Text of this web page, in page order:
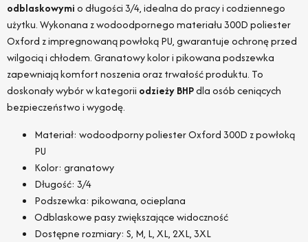
odblaskowymio długości 3/4, idealna do pracy i codziennego
użytku. Wykonana z wodoodpornego materiału 300D poliester
Oxford z impregnowaną powłoką PU, gwarantuje ochronę przed
wilgocią i chłodem. Granatowy kolor i pikowana podszewka
zapewniają komfort noszenia oraz trwałość produktu. To
doskonały wybór w kategorii odzieży BHPdla osób ceniących
bezpieczeństwo i wygodę.
Materiał: wodoodporny poliester Oxford 300D z powłoką
PU
Kolor: granatowy
Długość: 3/4
Podszewka: pikowana, ocieplana
Odblaskowe pasy zwiększające widoczność
Dostępne rozmiary: S, M, L, XL, 2XL, 3XL